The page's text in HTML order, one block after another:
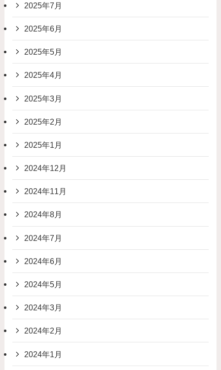
2025年7月
2025年6月
2025年5月
2025年4月
2025年3月
2025年2月
2025年1月
2024年12月
2024年11月
2024年8月
2024年7月
2024年6月
2024年5月
2024年3月
2024年2月
2024年1月